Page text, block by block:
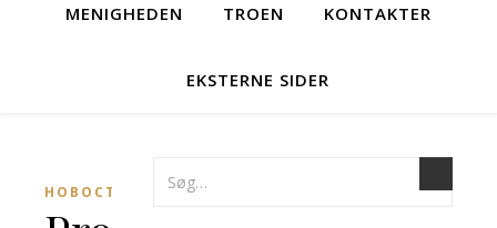
MENIGHEDEN TROEN KONTAKTER
EKSTERNE SIDER
НОВОСТИ